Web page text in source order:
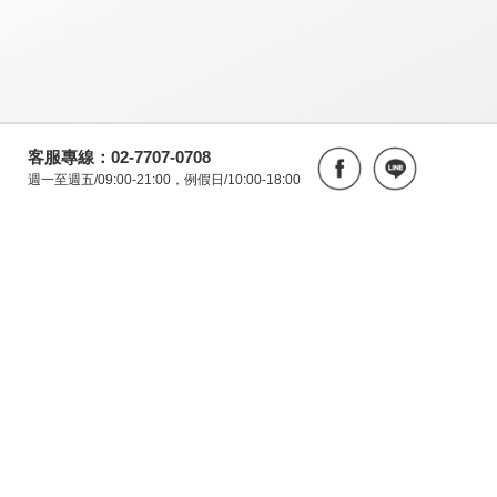
客服專線：02-7707-0708
週一至週五/09:00-21:00，例假日/10:00-18:00